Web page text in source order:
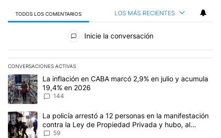
TODOS LOS COMENTARIOS LOS MÁS RECIENTES
Todos los comentarios
Inicie la conversación
CONVERSACIONES ACTIVAS
Este listado muestra los artículos con más comentarios en los
Un artículo de tendencia con el título "La inflación en CABA
La inflación en CABA marcó 2,9% en julio y acumula
19,4% en 2026
144
Un artículo de tendencia con el título "La policía arrestó a 12
La policía arrestó a 12 personas en la manifestación
contra la Ley de Propiedad Privada y hubo, al
menos, 3 agentes heridos
59